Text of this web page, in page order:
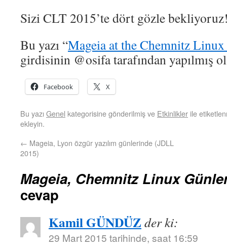
Sizi CLT 2015’te dört gözle
Bu yazı “Mageia at the Chemnitz
girdisinin @osifa tarafından yapılmış
Facebook X
Bu yazı Genel kategorisine gönderilmiş ve Etkinlikler ile
ekleyin.
← Mageia, Lyon özgür yazılım günlerinde (JDLL
2015)
Mageia, Chemnitz Linux
cevap
Kamil GÜNDÜZder ki:
29 Mart 2015 tarihinde, saat 16:59